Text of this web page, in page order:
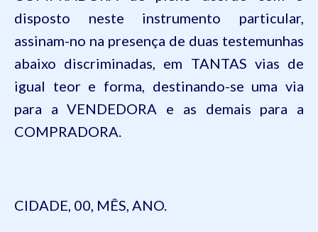
disposto neste instrumento particular,
assinam-no na presença de duas testemunhas
abaixo discriminadas, em TANTAS vias de
igual teor e forma, destinando-se uma via
para a VENDEDORA e as demais para a
COMPRADORA.
CIDADE, 00, MÊS, ANO.